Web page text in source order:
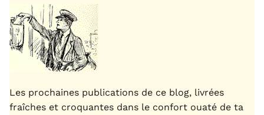
Les prochaines publications de ce blog, livrées
fraîches et croquantes dans le confort ouaté de ta